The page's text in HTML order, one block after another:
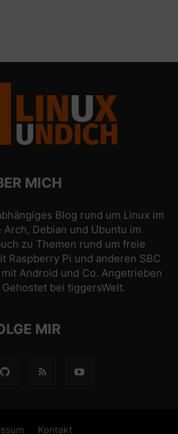
MICH
Blog rund um Linux im
Debian und Ubuntu im
zu Themen rund um freie
Raspberry Pi und anderen SBC
Android und Co. Angetrieben
Gehostet bei tiggersWelt.
MIR
Kontakt